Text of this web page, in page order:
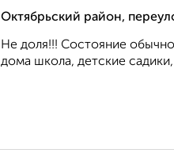
Октябрьский район,
Не доля!!! Состояние
дома школа, детские